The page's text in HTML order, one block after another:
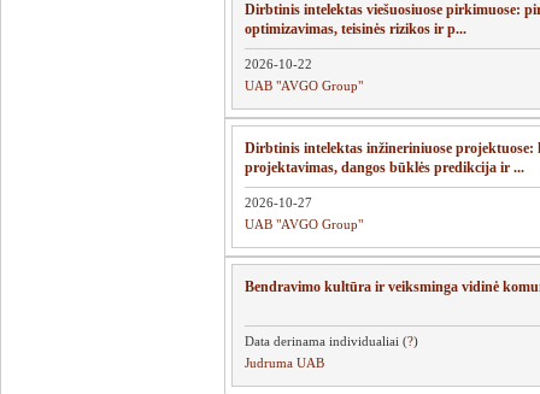
Dirbtinis intelektas viešuosiuose pirkimuose:
optimizavimas, teisinės rizikos ir p...
2026-10-22
UAB "AVGO Group"
Dirbtinis intelektas inžineriniuose projektuose:
projektavimas, dangos būklės predikcija ir ...
2026-10-27
UAB "AVGO Group"
Bendravimo kultūra ir veiksminga vidinė
Data derinama individualiai (?)
Judruma UAB